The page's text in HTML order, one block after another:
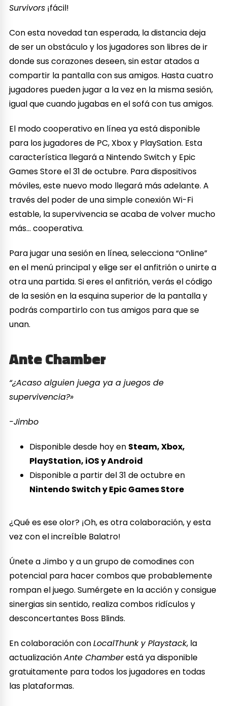
Survivors ¡fácil!
Con esta novedad tan esperada, la distancia deja
de ser un obstáculo y los jugadores son libres de ir
donde sus corazones deseen, sin estar atados a
compartir la pantalla con sus amigos. Hasta cuatro
jugadores pueden jugar a la vez en la misma sesión,
igual que cuando jugabas en el sofá con tus amigos.
El modo cooperativo en línea ya está disponible
para los jugadores de PC, Xbox y PlaySation. Esta
característica llegará a Nintendo Switch y Epic
Games Store el 31 de octubre. Para dispositivos
móviles, este nuevo modo llegará más adelante. A
través del poder de una simple conexión Wi-Fi
estable, la supervivencia se acaba de volver mucho
más… cooperativa.
Para jugar una sesión en línea, selecciona “Online”
en el menú principal y elige ser el anfitrión o unirte a
otra una partida. Si eres el anfitrión, verás el código
de la sesión en la esquina superior de la pantalla y
podrás compartirlo con tus amigos para que se
unan.
Ante Chamber
“¿Acaso alguien juega ya a juegos de
supervivencia?»
-Jimbo
Disponible desde hoy en Steam, Xbox,
PlayStation, iOS y Android
Disponible a partir del 31 de octubre en
Nintendo Switch y Epic Games Store
¿Qué es ese olor? ¡Oh, es otra colaboración, y esta
vez con el increíble Balatro!
Únete a Jimbo y a un grupo de comodines con
potencial para hacer combos que probablemente
rompan el juego. Sumérgete en la acción y consigue
sinergias sin sentido, realiza combos ridículos y
desconcertantes Boss Blinds.
En colaboración conLocalThunk y Playstack, la
actualizaciónAnte Chamberestá ya disponible
gratuitamente para todos los jugadores en todas
las plataformas.